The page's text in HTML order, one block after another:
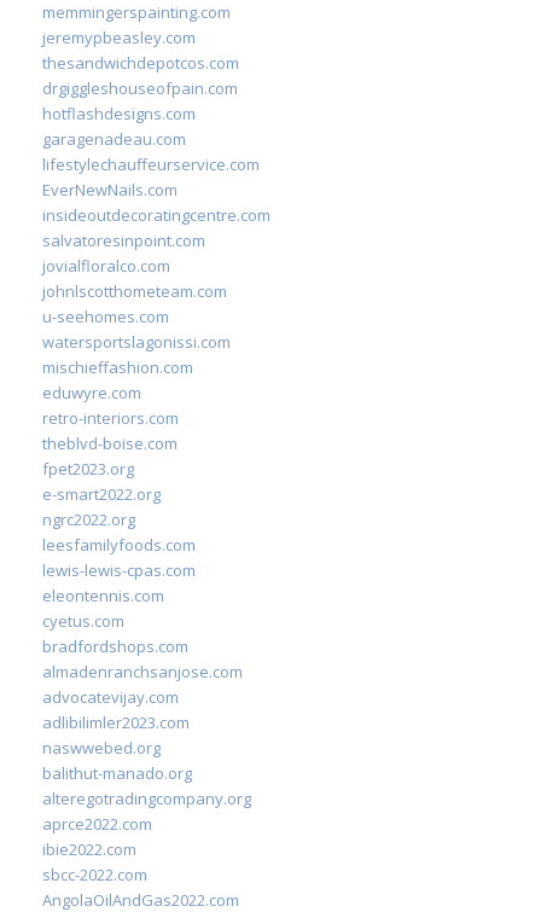
memmingerspainting.com
jeremypbeasley.com
thesandwichdepotcos.com
drgiggleshouseofpain.com
hotflashdesigns.com
garagenadeau.com
lifestylechauffeurservice.com
EverNewNails.com
insideoutdecoratingcentre.com
salvatoresinpoint.com
jovialfloralco.com
johnlscotthometeam.com
u-seehomes.com
watersportslagonissi.com
mischieffashion.com
eduwyre.com
retro-interiors.com
theblvd-boise.com
fpet2023.org
e-smart2022.org
ngrc2022.org
leesfamilyfoods.com
lewis-lewis-cpas.com
eleontennis.com
cyetus.com
bradfordshops.com
almadenranchsanjose.com
advocatevijay.com
adlibilimler2023.com
naswwebed.org
balithut-manado.org
alteregotradingcompany.org
aprce2022.com
ibie2022.com
sbcc-2022.com
AngolaOilAndGas2022.com